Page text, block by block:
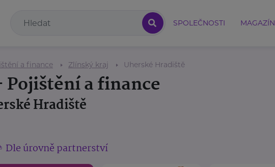
SPOLEČNOSTI MAGAZÍN
a finance Zlínský kraj Uherské Hradiště
a finance
Hradiště
Dle úrovně partnerství